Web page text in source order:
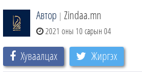
Автор | Zindaa.mn
2021 оны 10 сарын 04
Хуваалцах Жиргэх